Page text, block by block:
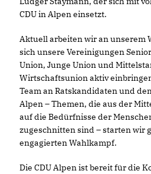
CDU in Alpen einsetzt.
Aktuell arbeiten wir an unserem
sich unsere Vereinigungen
Union, Junge Union und
Wirtschaftsunion aktiv
Team an Ratskandidaten und
Alpen – Themen, die aus der
auf die Bedürfnisse der
zugeschnitten sind – starten wir
engagierten Wahlkampf.
Die CDU Alpen ist bereit für die